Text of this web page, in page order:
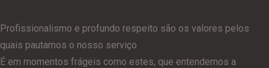
Profissionalismo e profundo respeito são os valores pelos
quais pautamos o nosso serviço
É em momentos frágeis como estes, que entendemos a